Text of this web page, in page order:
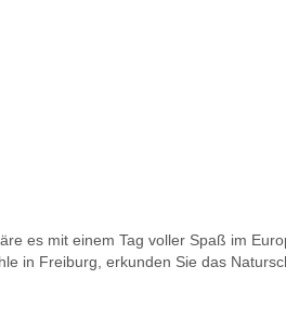
es mit einem Tag voller Spaß im
in Freiburg, erkunden Sie das